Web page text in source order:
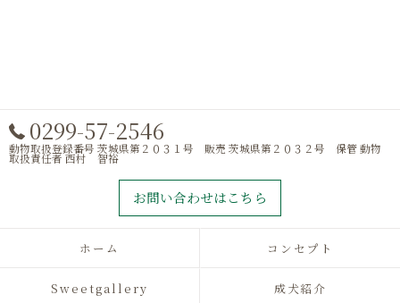
0299-57-2546
動物取扱登録番号 茨城県第２０３１号 販売 茨城県第２０３２号 保管 動物
取扱責任者 西村 智裕
お問い合わせはこちら
ホーム コンセプト
Sweetgallery 成犬紹介